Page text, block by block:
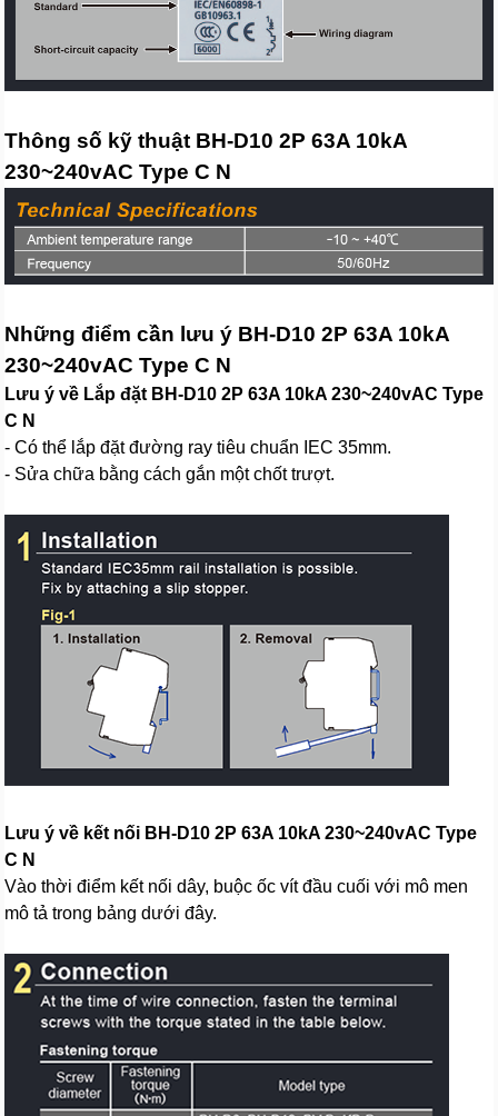
Thông số kỹ thuật BH-D10 2P 63A 10kA
230~240vAC Type C N
Những điểm cần lưu ý BH-D10 2P 63A 10kA
230~240vAC Type C N
Lưu ý về Lắp đặt BH-D10 2P 63A 10kA 230~240vAC Type
C N
- Có thể lắp đặt đường ray tiêu chuẩn IEC 35mm.
- Sửa chữa bằng cách gắn một chốt trượt.
Lưu ý về kết nối BH-D10 2P 63A 10kA 230~240vAC Type
C N
Vào thời điểm kết nối dây, buộc ốc vít đầu cuối với mô men
mô tả trong bảng dưới đây.